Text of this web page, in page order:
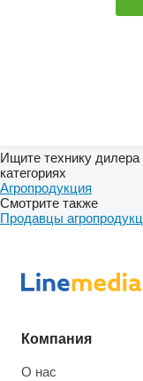
Ищите технику
категориях
Агропродукция
Смотрите также
Продавцы
Компания
О нас